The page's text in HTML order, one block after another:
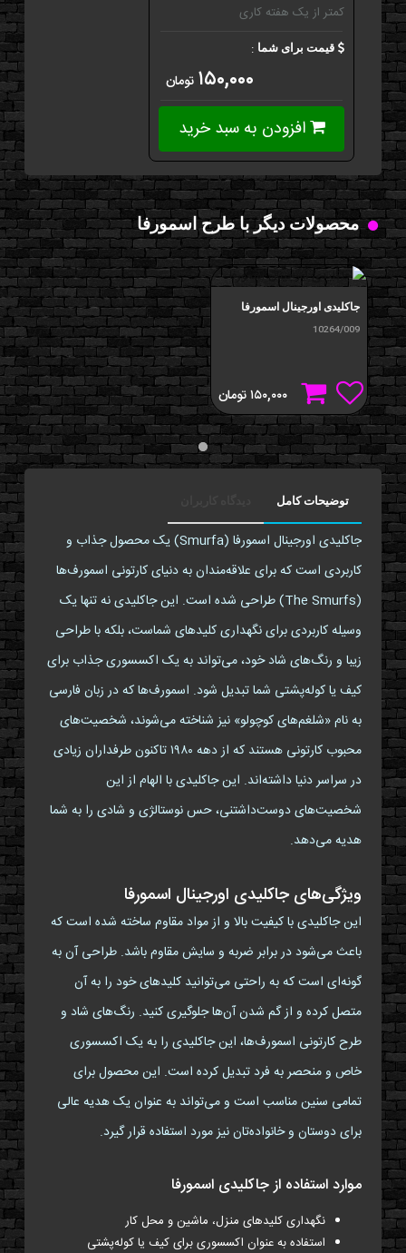
کمتر از یک هفته کاری
قیمت برای شما :
۱۵۰,۰۰۰ تومان
افزودن به سبد خرید
محصولات دیگر با طرح اسمورفا
جاکلیدی اورجينال اسمورفا
10264/009
۱۵۰,۰۰۰تومان
توضیحات کامل
جاکلیدی اورجینال اسمورفا (Smurfa) یک محصول جذاب و
کاربردی است که برای علاقه‌مندان به دنیای کارتونی اسمورف‌ها
(The Smurfs) طراحی شده است. این جاکلیدی نه تنها یک
وسیله کاربردی برای نگهداری کلیدهای شماست، بلکه با طراحی
زیبا و رنگ‌های شاد خود، می‌تواند به یک اکسسوری جذاب برای
کیف یا کوله‌پشتی شما تبدیل شود. اسمورف‌ها که در زبان فارسی
به نام «شلغم‌های کوچولو» نیز شناخته می‌شوند، شخصیت‌های
محبوب کارتونی هستند که از دهه ۱۹۸۰ تاکنون طرفداران زیادی
در سراسر دنیا داشته‌اند. این جاکلیدی با الهام از این
شخصیت‌های دوست‌داشتنی، حس نوستالژی و شادی را به شما
هدیه می‌دهد.
ویژگی‌های جاکلیدی اورجینال اسمورفا
این جاکلیدی با کیفیت بالا و از مواد مقاوم ساخته شده است که
باعث می‌شود در برابر ضربه و سایش مقاوم باشد. طراحی آن به
گونه‌ای است که به راحتی می‌توانید کلیدهای خود را به آن
متصل کرده و از گم شدن آن‌ها جلوگیری کنید. رنگ‌های شاد و
طرح کارتونی اسمورف‌ها، این جاکلیدی را به یک اکسسوری
خاص و منحصر به فرد تبدیل کرده است. این محصول برای
تمامی سنین مناسب است و می‌تواند به عنوان یک هدیه عالی
برای دوستان و خانواده‌تان نیز مورد استفاده قرار گیرد.
موارد استفاده از جاکلیدی اسمورفا
نگهداری کلیدهای منزل، ماشین و محل کار
استفاده به عنوان اکسسوری برای کیف یا کوله‌پشتی